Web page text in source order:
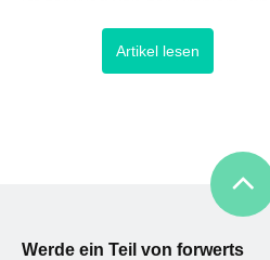
die Entscheidungsfindung bis hin
zum Prototypen oftmals ein
bringen und schließlich in
unausgereiften Kompromissen
münden. Deshalb hat sich in den
Artikel lesen
Werde ein Teil von forwerts